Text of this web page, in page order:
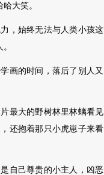
大笑。
，始终无法与人类小孩这
画的时间，落后了别人又
最大的野树林里林螭看见
还抱着那只小虎崽子来看
自己尊贵的小主人，凶恶